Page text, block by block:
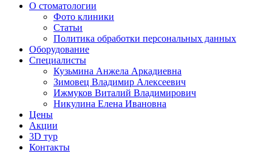
О стоматологии
Фото клиники
Статьи
Политика обработки персональных данных
Оборудование
Специалисты
Кузьмина Анжела Аркадиевна
Зимовец Владимир Алексеевич
Ижмуков Виталий Владимирович
Никулина Елена Ивановна
Цены
Акции
3D тур
Контакты